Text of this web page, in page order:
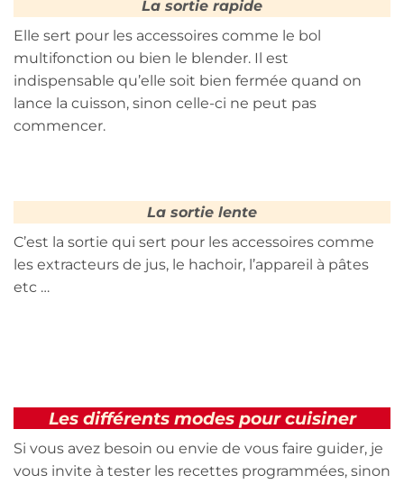
La sortie rapide
Elle sert pour les accessoires comme le bol
multifonction ou bien le blender. Il est
indispensable qu’elle soit bien fermée quand on
lance la cuisson, sinon celle-ci ne peut pas
commencer.
La sortie lente
C’est la sortie qui sert pour les accessoires comme
les extracteurs de jus, le hachoir, l’appareil à pâtes
etc …
Les différents modes pour cuisiner
Si vous avez besoin ou envie de vous faire guider, je
vous invite à tester les recettes programmées, sinon